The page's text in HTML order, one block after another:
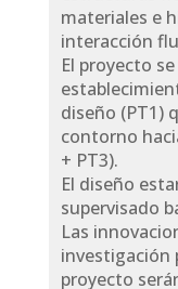
materiales e
interacción
El proyecto
diseño (PT1)
contorno
+ PT3).
El diseño
supervisado
Las
investigación
proyecto